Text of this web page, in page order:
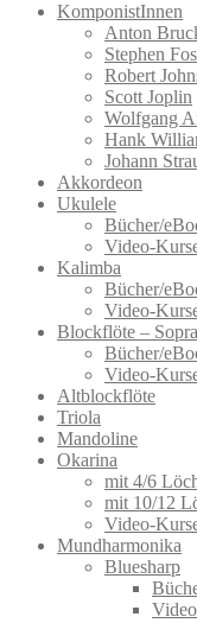
KomponistInnen
Anton
Stephen
Robert
Scott Joplin
Wolfgang
Hank
Johann
Akkordeon
Ukulele
Bücher/
Video-
Kalimba
Bücher/
Video-
Blockflöte –
Bücher/
Video-
Altblockflöte
Triola
Mandoline
Okarina
mit 4/6
mit 10/12
Video-
Mundharmonika
Bluesharp